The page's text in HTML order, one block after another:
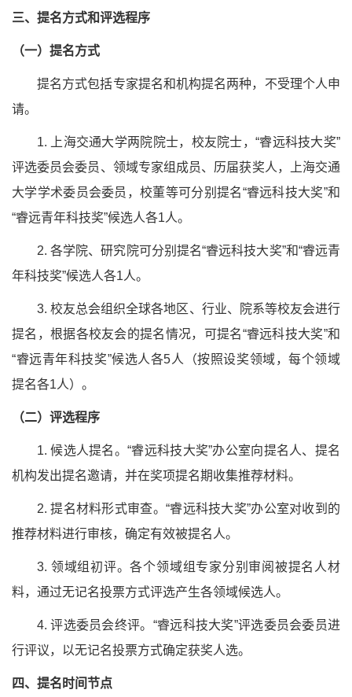
三、提名方式和评选程序
（一）提名方式
提名方式包括专家提名和机构提名两种，不受理个人申
请。
1. 上海交通大学两院院士，校友院士，“睿远科技大奖”
评选委员会委员、领域专家组成员、历届获奖人，上海交通
大学学术委员会委员，校董等可分别提名“睿远科技大奖”和
“睿远青年科技奖”候选人各1人。
2. 各学院、研究院可分别提名“睿远科技大奖”和“睿远青
年科技奖”候选人各1人。
3. 校友总会组织全球各地区、行业、院系等校友会进行
提名，根据各校友会的提名情况，可提名“睿远科技大奖”和
“睿远青年科技奖”候选人各5人（按照设奖领域，每个领域
提名各1人）。
（二）评选程序
1. 候选人提名。“睿远科技大奖”办公室向提名人、提名
机构发出提名邀请，并在奖项提名期收集推荐材料。
2. 提名材料形式审查。“睿远科技大奖”办公室对收到的
推荐材料进行审核，确定有效被提名人。
3. 领域组初评。各个领域组专家分别审阅被提名人材
料，通过无记名投票方式评选产生各领域候选人。
4. 评选委员会终评。“睿远科技大奖”评选委员会委员进
行评议，以无记名投票方式确定获奖人选。
四、提名时间节点